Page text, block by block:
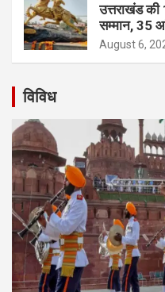
उत्तराखंड की
सम्मान, 35
August 6,
विविध